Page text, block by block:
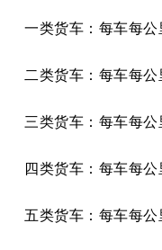
一类货车：每车每公
二类货车：每车每公
三类货车：每车每公
四类货车：每车每公
五类货车：每车每公